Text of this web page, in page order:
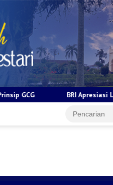
Layanan Kepada Pensiunan